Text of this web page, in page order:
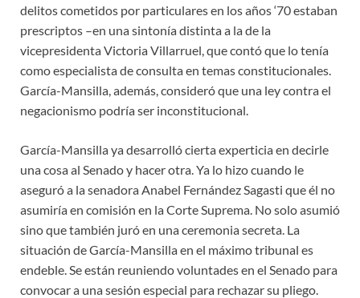
delitos cometidos por particulares en los años ‘70 estaban
prescriptos –en una sintonía distinta a la de la
vicepresidenta Victoria Villarruel, que contó que lo tenía
como especialista de consulta en temas constitucionales.
García-Mansilla, además, consideró que una ley contra el
negacionismo podría ser inconstitucional.
García-Mansilla ya desarrolló cierta experticia en decirle
una cosa al Senado y hacer otra. Ya lo hizo cuando le
aseguró a la senadora Anabel Fernández Sagasti que él no
asumiría en comisión en la Corte Suprema. No solo asumió
sino que también juró en una ceremonia secreta. La
situación de García-Mansilla en el máximo tribunal es
endeble. Se están reuniendo voluntades en el Senado para
convocar a una sesión especial para rechazar su pliego.